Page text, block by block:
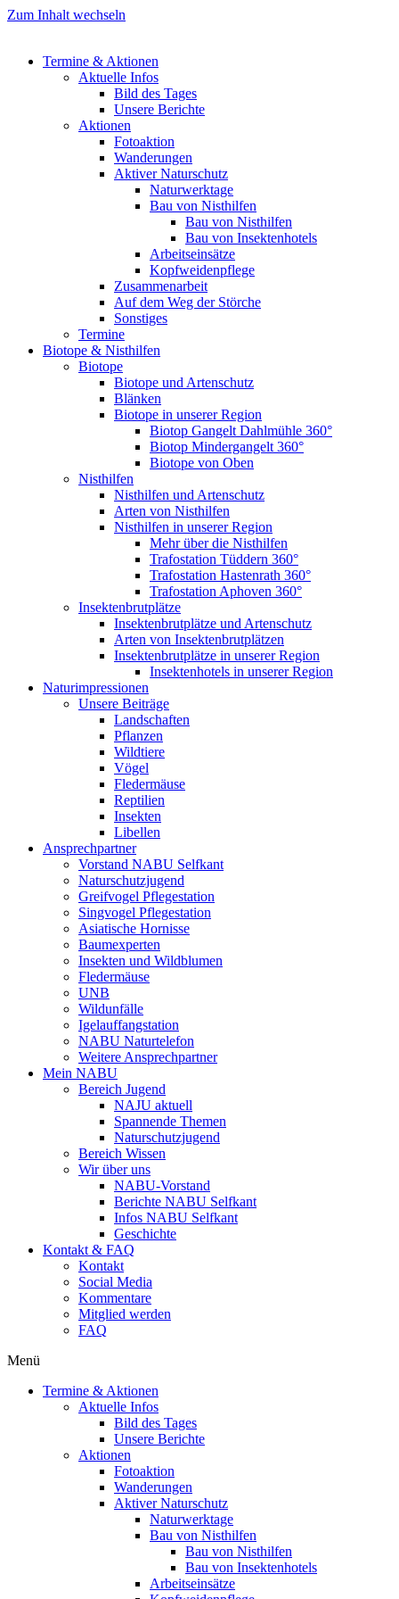
Zum Inhalt wechseln
Termine & Aktionen
Aktuelle Infos
Bild des Tages
Unsere Berichte
Aktionen
Fotoaktion
Wanderungen
Aktiver Naturschutz
Naturwerktage
Bau von Nisthilfen
Bau von Nisthilfen
Bau von Insektenhotels
Arbeitseinsätze
Kopfweidenpflege
Zusammenarbeit
Auf dem Weg der Störche
Sonstiges
Termine
Biotope & Nisthilfen
Biotope
Biotope und Artenschutz
Blänken
Biotope in unserer Region
Biotop Gangelt Dahlmühle 360°
Biotop Mindergangelt 360°
Biotope von Oben
Nisthilfen
Nisthilfen und Artenschutz
Arten von Nisthilfen
Nisthilfen in unserer Region
Mehr über die Nisthilfen
Trafostation Tüddern 360°
Trafostation Hastenrath 360°
Trafostation Aphoven 360°
Insektenbrutplätze
Insektenbrutplätze und Artenschutz
Arten von Insektenbrutplätzen
Insektenbrutplätze in unserer Region
Insektenhotels in unserer Region
Naturimpressionen
Unsere Beiträge
Landschaften
Pflanzen
Wildtiere
Vögel
Fledermäuse
Reptilien
Insekten
Libellen
Ansprechpartner
Vorstand NABU Selfkant
Naturschutzjugend
Greifvogel Pflegestation
Singvogel Pflegestation
Asiatische Hornisse
Baumexperten
Insekten und Wildblumen
Fledermäuse
UNB
Wildunfälle
Igelauffangstation
NABU Naturtelefon
Weitere Ansprechpartner
Mein NABU
Bereich Jugend
NAJU aktuell
Spannende Themen
Naturschutzjugend
Bereich Wissen
Wir über uns
NABU-Vorstand
Berichte NABU Selfkant
Infos NABU Selfkant
Geschichte
Kontakt & FAQ
Kontakt
Social Media
Kommentare
Mitglied werden
FAQ
Menü
Termine & Aktionen
Aktuelle Infos
Bild des Tages
Unsere Berichte
Aktionen
Fotoaktion
Wanderungen
Aktiver Naturschutz
Naturwerktage
Bau von Nisthilfen
Bau von Nisthilfen
Bau von Insektenhotels
Arbeitseinsätze